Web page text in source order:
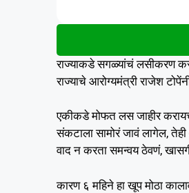
राज्याकडे सगळ्यांचं लसीकरण
राज्याचे आरोग्यमंत्री राजेश
एकीकडे मोफत लस जाहीर
संकटाला सामोरं जावं लागेल,
वाद न करता समन्वय ठेवणं,
कारण ६ महिने हा खूप मोठा